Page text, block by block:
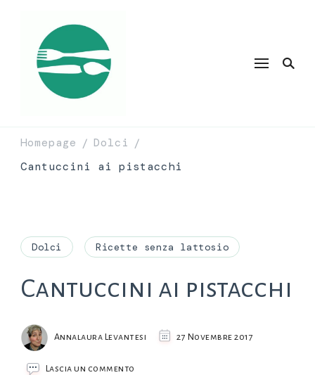
Homepage / Dolci /
Cantuccini ai pistacchi
Dolci Ricette senza lattosio
Cantuccini ai pistacchi
Annalaura Levantesi 27 Novembre 2017
Lascia un commento